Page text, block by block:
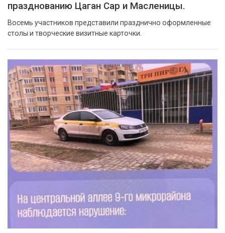
празднованию Цаган Сар и Масленицы.
Восемь участников представили празднично оформленные
столы и творческие визитные карточки.